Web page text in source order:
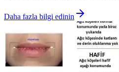
Daha fazla bilgi edinin